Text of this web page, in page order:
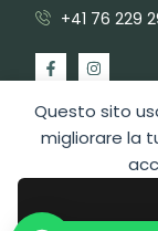
Questo sito
migliorare la
+41 76 229
2026